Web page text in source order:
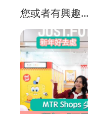
您或者有興趣